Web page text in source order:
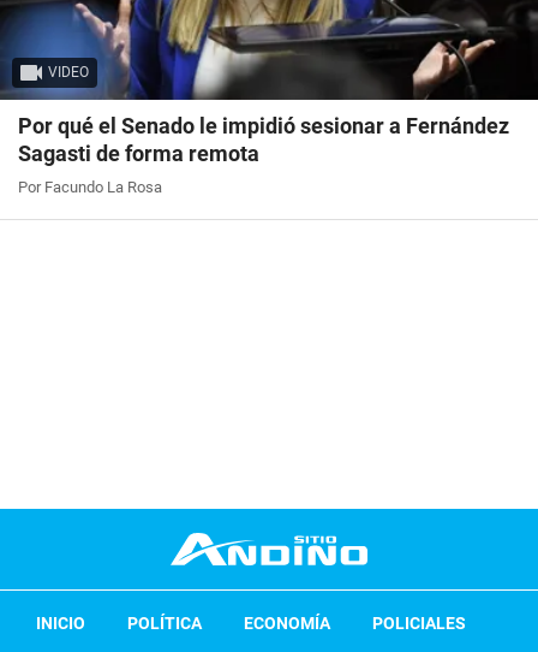
VIDEO
Por qué el Senado le impidió sesionar a Fernández
Sagasti de forma remota
Por Facundo La Rosa
INICIO POLÍTICA ECONOMÍA
POLICIALES